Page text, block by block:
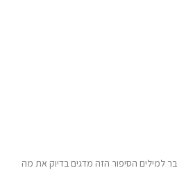
למילים הסיפור הזה מדגים בדיוק את מה